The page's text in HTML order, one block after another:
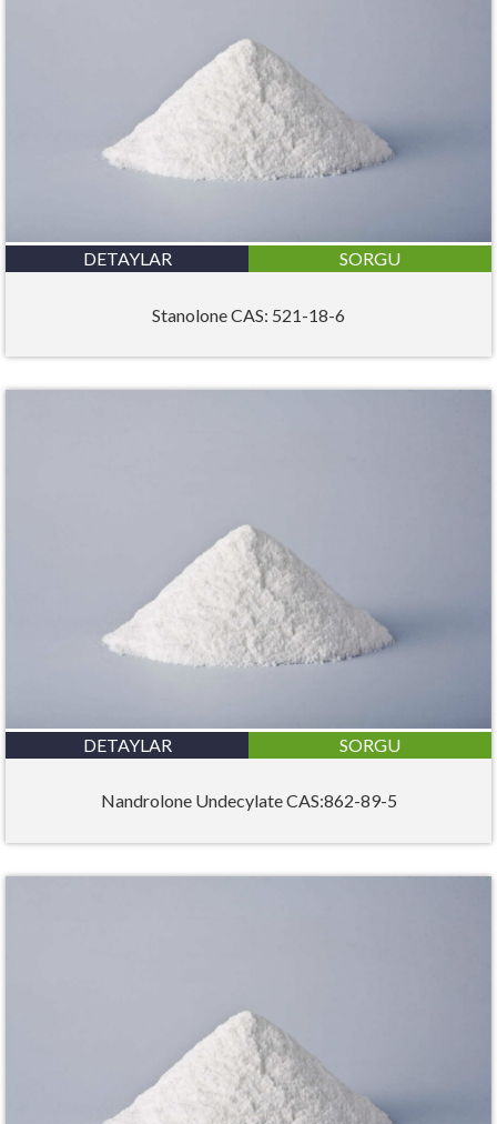
DETAYLAR SORGU
Stanolone CAS: 521-18-6
DETAYLAR SORGU
Nandrolone Undecylate CAS:862-89-5